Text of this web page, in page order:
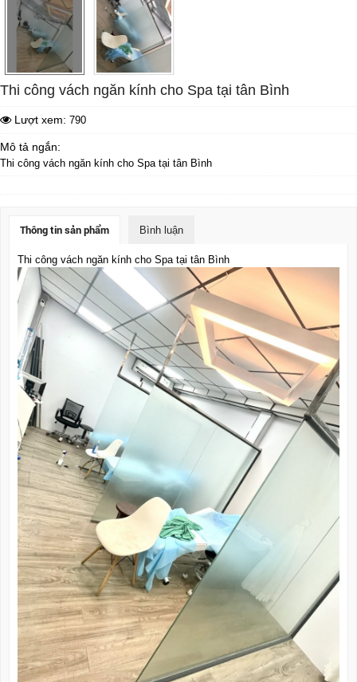
Thi công vách ngăn kính cho Spa tại tân Bình
Lượt xem: 790
Mô tả ngắn:
Thi công vách ngăn kính cho Spa tại tân Bình
Thông tin sản phẩm Bình luận
Thi công vách ngăn kính cho Spa tại tân Bình